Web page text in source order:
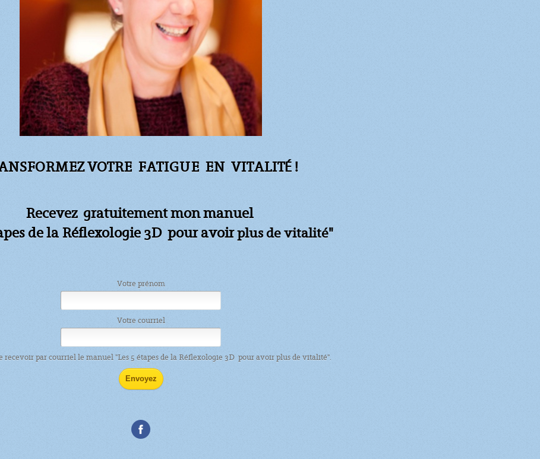
VOTRE FATIGUE EN VITALITÉ !
Recevez gratuitement mon manuel
de la Réflexologie 3D pour avoirplus de vitalité"
Votre prénom
Votre courriel
recevoir par courriel le manuel "Les 5 étapes de la Réflexologie 3D pour avoir plus de vitalité".